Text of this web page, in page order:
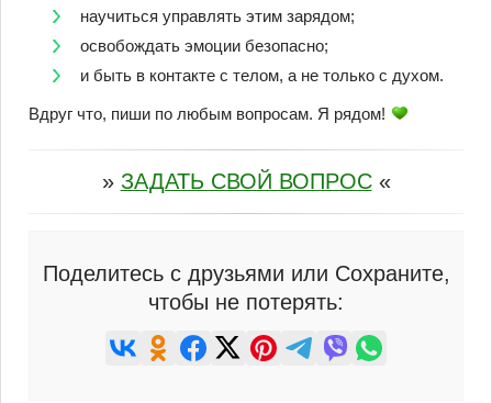
научиться управлять этим зарядом;
освобождать эмоции безопасно;
и быть в контакте с телом, а не только с духом.
Вдруг что, пиши по любым вопросам. Я рядом!
» ЗАДАТЬ СВОЙ ВОПРОС«
Поделитесь с друзьями или Сохраните,
чтобы не потерять: